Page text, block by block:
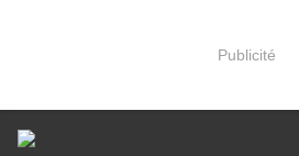
Publicité